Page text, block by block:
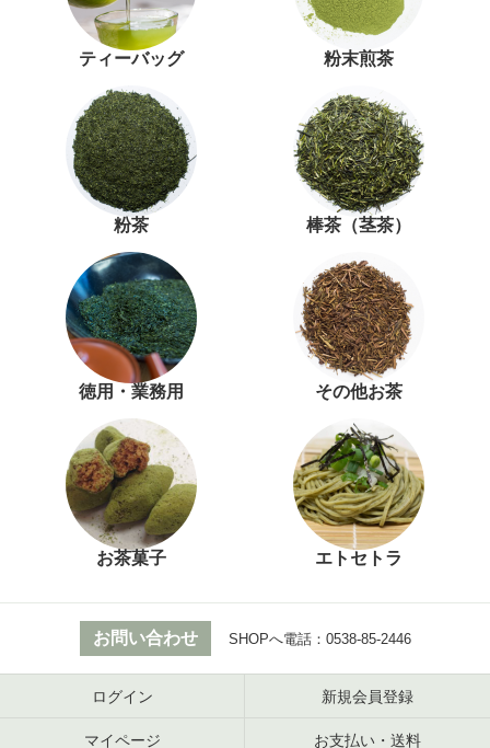
ティーバッグ 粉末煎茶
粉茶 棒茶（茎茶）
徳用・業務用 その他お茶
お茶菓子 エトセトラ
お問い合わせ SHOPへ電話： 0538-85-2446
ログイン 新規会員登録
マイページ お支払い・送料